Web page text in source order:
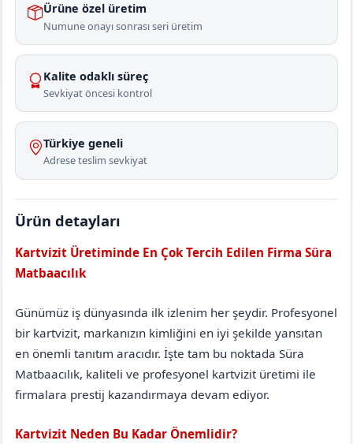
Ürüne özel üretim
Numune onayı sonrası seri üretim
Kalite odaklı süreç
Sevkiyat öncesi kontrol
Türkiye geneli
Adrese teslim sevkiyat
Ürün detayları
Kartvizit Üretiminde En Çok Tercih Edilen Firma Süra
Matbaacılık
Günümüz iş dünyasında ilk izlenim her şeydir. Profesyonel
bir kartvizit, markanızın kimliğini en iyi şekilde yansıtan
en önemli tanıtım aracıdır. İşte tam bu noktada Süra
Matbaacılık, kaliteli ve profesyonel kartvizit üretimi ile
firmalara prestij kazandırmaya devam ediyor.
Kartvizit Neden Bu Kadar Önemlidir?